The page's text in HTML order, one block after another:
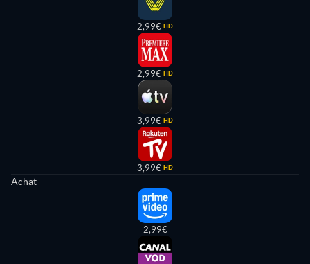
2,99€ HD
2,99€ HD
3,99€ HD
3,99€ HD
Achat
2,99€